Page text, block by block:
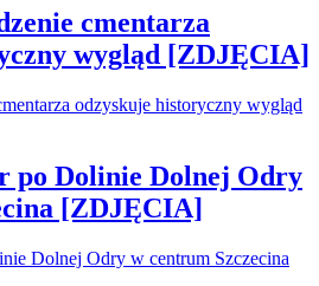
cmentarza
wygląd [ZDJĘCIA]
po Dolinie Dolnej Odry
[ZDJĘCIA]